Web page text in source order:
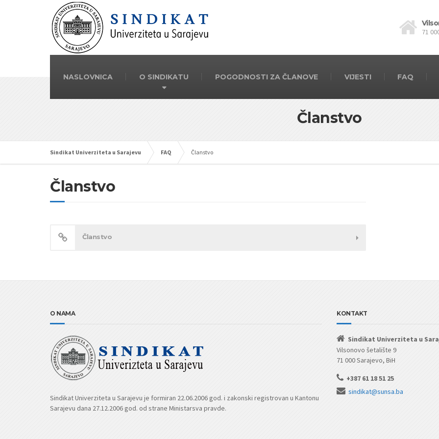
71
NASLOVNICA O SINDIKATU POGODNOSTI ZA ČLANOVE VIJESTI FAQ
Članstvo
Sindikat Univerziteta u Sarajevu FAQ Članstvo
Članstvo
Članstvo
O NAMA
Sindikat Univerziteta u Sarajevu je formiran 22.06.2006 god. i zakonski registrovan u Kantonu
Sarajevu dana 27.12.2006 god. od strane Ministarsva pravde.
KONTAKT
Sindikat Univerziteta u
Vilsonovo šetalište 9
71 000 Sarajevo, BiH
+387 61 18 51 25
sindikat@sunsa.ba